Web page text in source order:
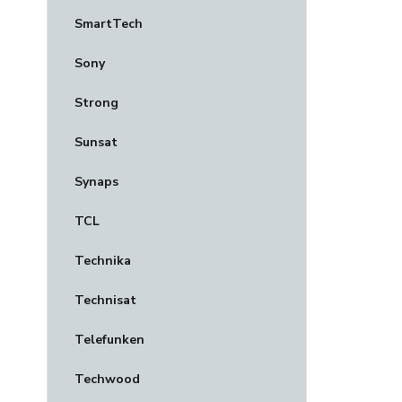
SmartTech
Sony
Strong
Sunsat
Synaps
TCL
Technika
Technisat
Telefunken
Techwood